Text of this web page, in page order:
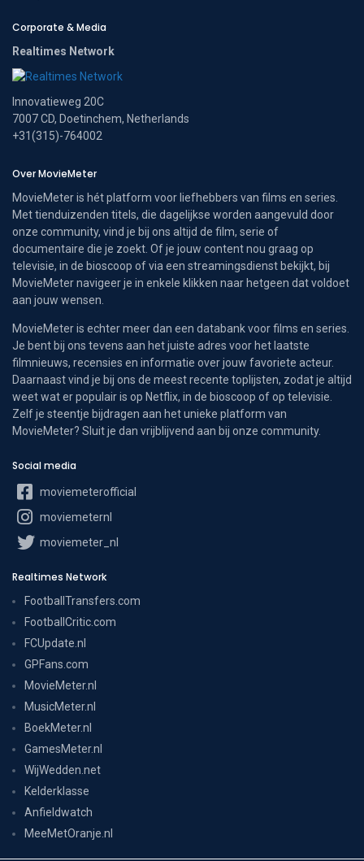
Corporate & Media
Realtimes Network
Innovatieweg 20C
7007 CD, Doetinchem, Netherlands
+31(315)-764002
Over MovieMeter
MovieMeter is hét platform voor liefhebbers van films en series.
Met tienduizenden titels, die dagelijkse worden aangevuld door
onze community, vind je bij ons altijd de film, serie of
documentaire die je zoekt. Of je jouw content nou graag op
televisie, in de bioscoop of via een streamingsdienst bekijkt, bij
MovieMeter navigeer je in enkele klikken naar hetgeen dat voldoet
aan jouw wensen.
MovieMeter is echter meer dan een databank voor films en series.
Je bent bij ons tevens aan het juiste adres voor het laatste
filmnieuws, recensies en informatie over jouw favoriete acteur.
Daarnaast vind je bij ons de meest recente toplijsten, zodat je altijd
weet wat er populair is op Netflix, in de bioscoop of op televisie.
Zelf je steentje bijdragen aan het unieke platform van
MovieMeter? Sluit je dan vrijblijvend aan bij onze community.
Social media
moviemeterofficial
moviemeternl
moviemeter_nl
Realtimes Network
FootballTransfers.com
FootballCritic.com
FCUpdate.nl
GPFans.com
MovieMeter.nl
MusicMeter.nl
BoekMeter.nl
GamesMeter.nl
WijWedden.net
Kelderklasse
Anfieldwatch
MeeMetOranje.nl